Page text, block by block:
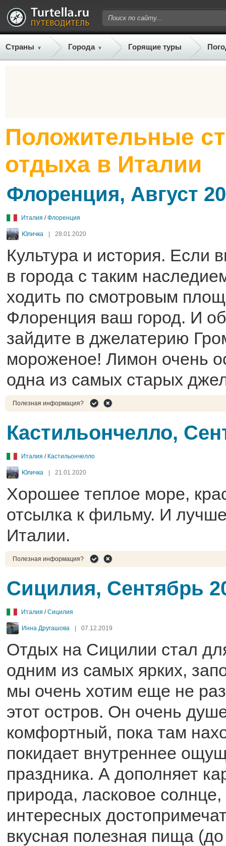
Страны Города Горящие туры
Положительные
отдыха в Италии
Флоренция, Август
Италия /Флоренция
Юличка 28.01.2020
Культура и история. Если
в города с таким
ходить по смотровым
Флоренция ваш город. И
зайдите в джелатерию
мороженое! Лимон очень
одна из самых старых
Полезная информация?
Кастильончелло,
Италия / Кастильончелло
Юличка 21.01.2020
Хорошее теплое море,
отсылка к фильму. И
Италии.
Полезная информация?
Сицилия, Сентябрь
Италия /Сицилия
Инна Другашова 07.12.2019
Отдых на Сицилии стал
одним из самых ярких,
мы очень хотим еще не
этот остров. Он очень
комфортный, пока там
покидает внутреннее
праздника. А дополняет
природа, ласковое
интересных
вкусная полезная пища